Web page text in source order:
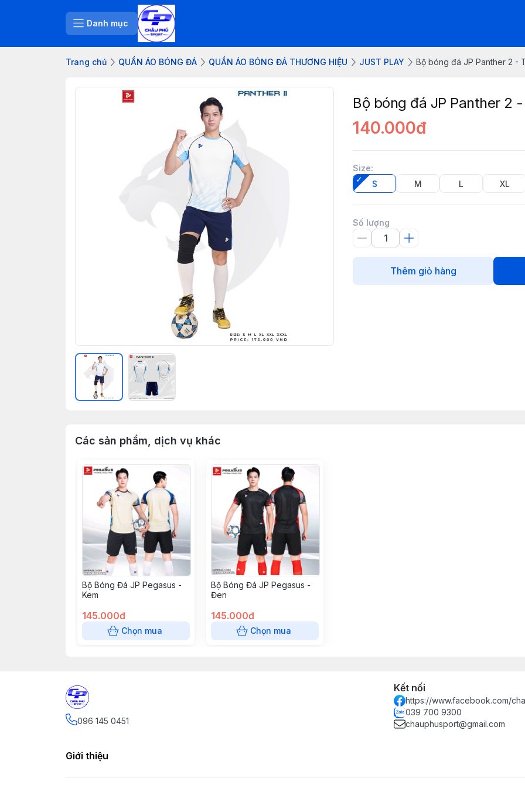
Danh mục
Trang chủ QUẦN ÁO BÓNG ĐÁ QUẦN ÁO BÓNG ĐÁ THƯƠNG HIỆU JUST PLAY Bộ bóng đá JP Panther 2 -
Bộ bóng đá JP Panther 2
140.000đ
Size:
S
M L XL
Số lượng
Thêm giỏ hàng
Các sản phẩm, dịch vụ khác
Bộ Bóng Đá JP Pegasus -
Kem
145.000đ
Chọn mua
Bộ Bóng Đá JP Pegasus -
Đen
145.000đ
Chọn mua
096 145 0451
Kết nối
https://www.facebook.com/
039 700 9300
chauphusport@gmail.com
Giới thiệu